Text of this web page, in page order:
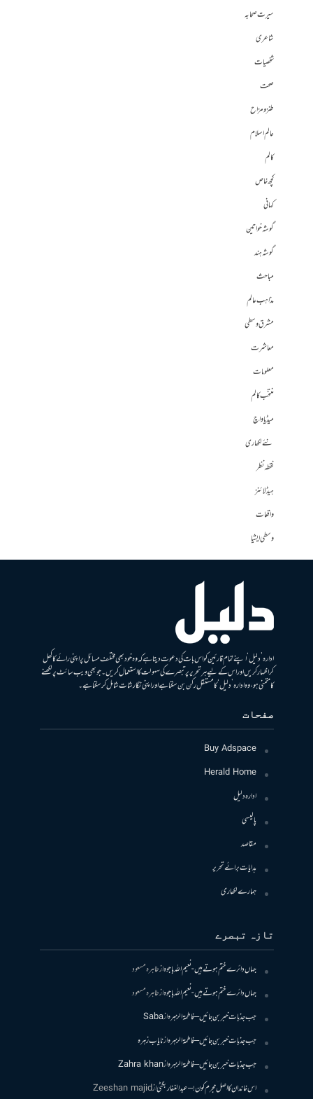
سیرت صحابہ
شاعری
شخصیات
صحت
طنز و مزاح
عالم اسلام
کالم
کچھ خاص
کہانی
گوشہ خواتین
گوشہ ہند
مباحث
مذاہب عالم
مشرق وسطی
معاشرت
معلومات
منتخب کالم
میڈیا واچ
نئے لکھاری
نقطہ نظر
ہیڈلائنز
واقعات
وسطی ایشیا
ادارہ ’دلیل‘ اپنے تمام قارئین کو اس بات کی دعوت دیتا ہے کہ وہ خود بھی مختلف مسائل پر اپنی رائے کا کھل
کر اظہار کریں اور اس کے لیے ہر تحریر پر تبصرے کی سہولت کا استعمال کریں۔ جو بھی ویب سائٹ پر لکھنے
کا متمنی ہو، وہ ادارہ ’دلیل‘ کا مستقل رکن بن سکتا ہے اور اپنی نگارشات شامل کرسکتا ہے۔
صفحات
Buy Adspace
Herald Home
ادارہ دلیل
پالیسی
مقاصد
ہدایات برائے تحریر
ہمارے لکھاری
تازہ تبصرے
جہاں دائرے ختم ہوتے ہیں- نعیم اللہ باجوہازطاہرہ مسعود
جہاں دائرے ختم ہوتے ہیں- نعیم اللہ باجوہازطاہرہ مسعود
جب جذبات خبر بن جائیں – فاطمۃالزہرہازSaba
جب جذبات خبر بن جائیں – فاطمۃالزہرہازنایاب زہرہ
جب جذبات خبر بن جائیں – فاطمۃالزہرہازZahra khan
اس خاندان کا اصل مجرم کون! – عبدالغفار بگٹیازZeeshan majid